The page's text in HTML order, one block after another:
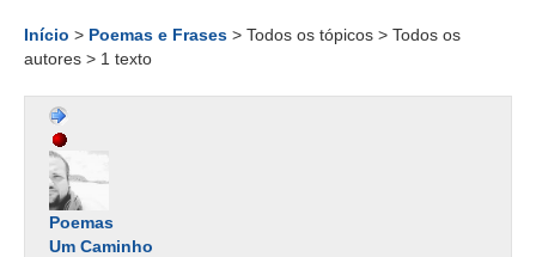
Início > Poemas e Frases > Todos os tópicos > Todos os
autores > 1 texto
Poemas
Um Caminho